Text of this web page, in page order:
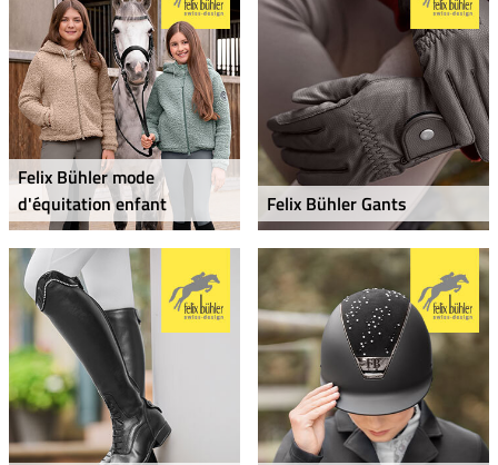
Felix Bühler mode
d'équitation enfant
Felix Bühler Gants